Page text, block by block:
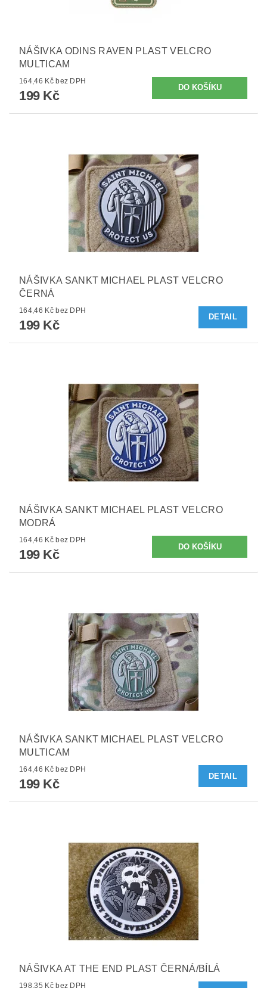
NÁŠIVKA ODINS RAVEN PLAST VELCRO
MULTICAM
164,46 Kč bez DPH
199 Kč
NÁŠIVKA SANKT MICHAEL PLAST VELCRO
ČERNÁ
164,46 Kč bez DPH
199 Kč
DETAIL
NÁŠIVKA SANKT MICHAEL PLAST VELCRO
MODRÁ
164,46 Kč bez DPH
199 Kč
NÁŠIVKA SANKT MICHAEL PLAST VELCRO
MULTICAM
164,46 Kč bez DPH
199 Kč
DETAIL
NÁŠIVKA AT THE END PLAST ČERNÁ/BÍLÁ
198,35 Kč bez DPH